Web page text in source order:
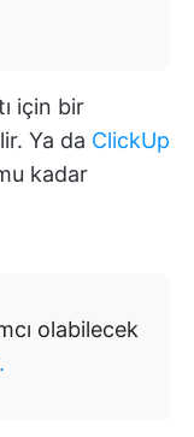
için bir
Ya da ClickUp
kadar
olabilecek